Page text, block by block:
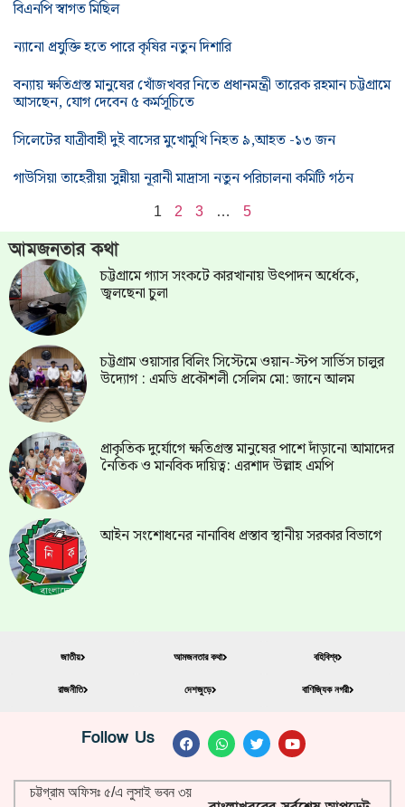
বিএনপি স্বাগত মিছিল
ন্যানো প্রযুক্তি হতে পারে কৃষির নতুন দিশারি
বন্যায় ক্ষতিগ্রস্ত মানুষের খোঁজখবর নিতে প্রধানমন্ত্রী তারেক রহমান চট্টগ্রামে
আসছেন, যোগ দেবেন ৫ কর্মসূচিতে
সিলেটের যাত্রীবাহী দুই বাসের মুখোমুখি নিহত ৯,আহত -১৩ জন
গাউসিয়া তাহেরীয়া সুন্নীয়া নূরানী মাদ্রাসা নতুন পরিচালনা কমিটি গঠন
1 2 3 … 5
আমজনতার কথা
চট্টগ্রামে গ্যাস সংকটে কারখানায় উৎপাদন অর্ধেকে,
জ্বলছেনা চুলা
চট্টগ্রাম ওয়াসার বিলিং সিস্টেমে ওয়ান-স্টপ সার্ভিস চালুর
উদ্যোগ : এমডি প্রকৌশলী সেলিম মো: জানে আলম
প্রাকৃতিক দুর্যোগে ক্ষতিগ্রস্ত মানুষের পাশে দাঁড়ানো আমাদের
নৈতিক ও মানবিক দায়িত্ব: এরশাদ উল্লাহ এমপি
আইন সংশোধনের নানাবিধ প্রস্তাব স্থানীয় সরকার বিভাগে
জাতীয়
রাজনীতি
আমজনতার কথা
দেশজুড়ে
বহিবিশ্ব
বাণিজ্যিক নগরী
Follow Us
চট্টগ্রাম অফিসঃ ৫/এ লুসাই ভবন ৩য়